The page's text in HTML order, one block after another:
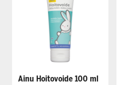
Ainu Hoitovoide 100 ml